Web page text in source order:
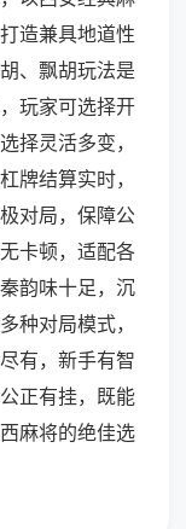
造兼具地道性
、飘胡玩法是
玩家可选择开
择灵活多变，
牌结算实时，
对局，保障公
卡顿，适配各
韵味十足，沉
种对局模式，
有，新手有智
正有挂，既能
麻将的绝佳选